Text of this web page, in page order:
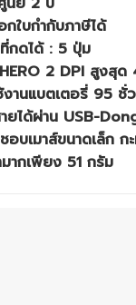
กใบกำกับภาษีได้
กดได้ : 5 ปุ่ม
HERO 2 DPI สูงสุ
งานแบตเตอรี่ 95 ชั่
ายได้ผ่าน USB-
อบเมาส์ขนาดเล็ก
มากเพียง 51 กรัม